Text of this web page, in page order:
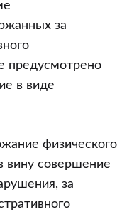
за
предусмотрено
в виде
физического
вину совершение
за